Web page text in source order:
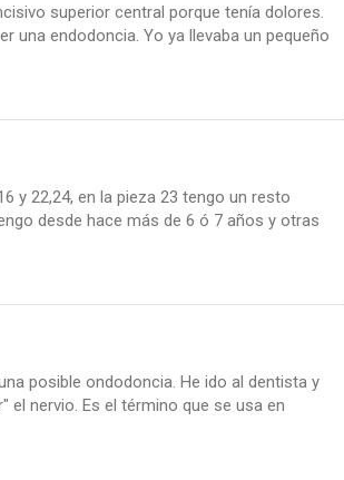
superior central porque tenía dolores.
una endodoncia. Yo ya llevaba un pequeño
y 22,24, en la pieza 23 tengo un resto
desde hace más de 6 ó 7 años y otras
posible ondodoncia. He ido al dentista y
nervio. Es el término que se usa en